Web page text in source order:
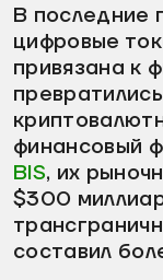
В последние
цифровые
привязана к
финансовый
BIS, их
$300
составил